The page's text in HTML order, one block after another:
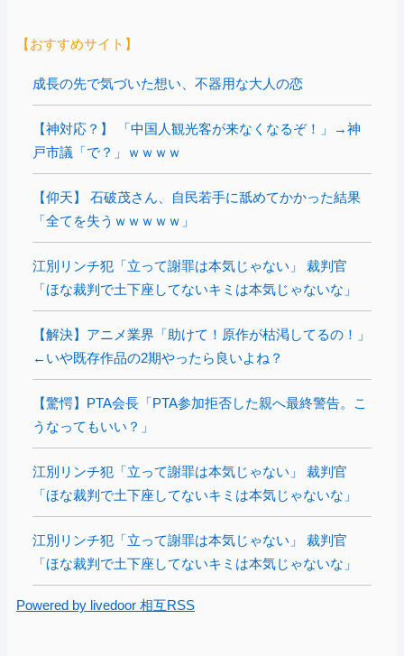
【おすすめサイト】
成長の先で気づいた想い、不器用な大人の恋
【神対応？】 「中国人観光客が来なくなるぞ！」→神
戸市議「で？」ｗｗｗｗ
【仰天】 石破茂さん、自民若手に舐めてかかった結果
「全てを失うｗｗｗｗｗ」
江別リンチ犯「立って謝罪は本気じゃない」 裁判官
「ほな裁判で土下座してないキミは本気じゃないな」
【解決】アニメ業界「助けて！原作が枯渇してるの！」
←いや既存作品の2期やったら良いよね？
【驚愕】PTA会長「PTA参加拒否した親へ最終警告。こ
うなってもいい？」
江別リンチ犯「立って謝罪は本気じゃない」 裁判官
「ほな裁判で土下座してないキミは本気じゃないな」
江別リンチ犯「立って謝罪は本気じゃない」 裁判官
「ほな裁判で土下座してないキミは本気じゃないな」
Powered by livedoor 相互RSS